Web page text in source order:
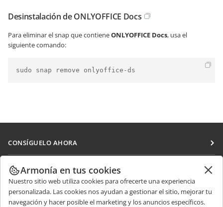
Desinstalación de ONLYOFFICE Docs
Para eliminar el snap que contieneONLYOFFICE Docs, usa el
siguiente comando:
sudo snap remove onlyoffice-ds
CONSÍGUELO AHORA
Docs
DocSpace
Workspace
COLABORAR
Para colaboradores
Para traductores
RECIBIR NOTICIAS
Armonía en tus cookies
Nuestro sitio web utiliza cookies para ofrecerte una experiencia
personalizada. Las cookies nos ayudan a gestionar el sitio, mejorar tu
navegación y hacer posible el marketing y los anuncios específicos.